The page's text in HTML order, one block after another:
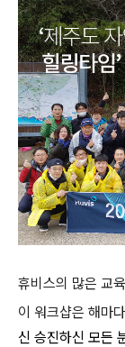
휴비스의 많은 교
이 워크샵은 해마다
신 승진하신 모든